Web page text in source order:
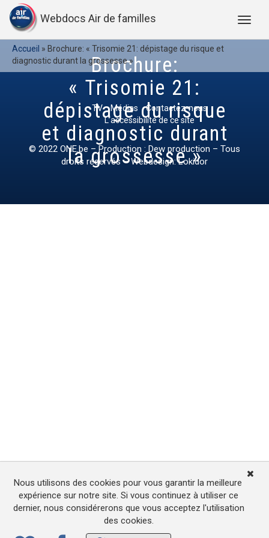
Webdocs Air de familles
Accueil » Brochure: « Trisomie 21: dépistage du risque et
diagnostic durant la grossesse »Brochure:
« Trisomie 21:
dépistage du risque
et diagnostic durant
la grossesse »
TV Médias
Contactez-nous
L’accessibilité de ce site
© 2022 ONE.be – Production : Dew production – Tous
droits réservés – Webdesign: Lokidor
Nous utilisons des cookies pour vous garantir la meilleure
expérience sur notre site. Si vous continuez à utiliser ce
dernier, nous considérerons que vous acceptez l'utilisation
des cookies.